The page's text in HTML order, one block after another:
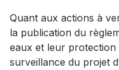
Quant aux actions à
la publication du
eaux et leur protection
surveillance du projet